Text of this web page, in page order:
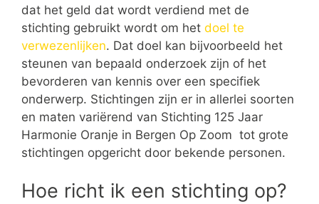
dat het geld dat wordt verdiend met de
stichting gebruikt wordt om het doel te
verwezenlijken. Dat doel kan bijvoorbeeld het
steunen van bepaald onderzoek zijn of het
bevorderen van kennis over een specifiek
onderwerp. Stichtingen zijn er in allerlei soorten
en maten variërend van Stichting 125 Jaar
Harmonie Oranje in Bergen Op Zoom tot grote
stichtingen opgericht door bekende personen.
Hoe richt ik een stichting op?